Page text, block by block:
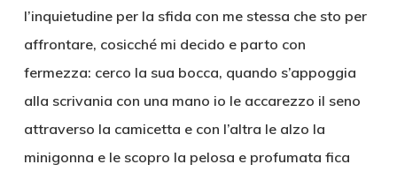
l’inquietudine per la sfida con me stessa che sto per
affrontare, cosicché mi decido e parto con
fermezza: cerco la sua bocca, quando s’appoggia
alla scrivania con una mano io le accarezzo il seno
attraverso la camicetta e con l’altra le alzo la
minigonna e le scopro la pelosa e profumata fica